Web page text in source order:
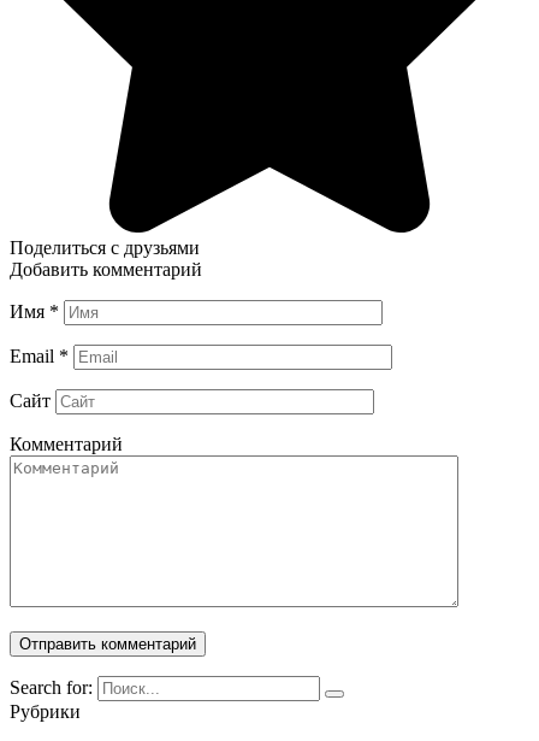
Поделиться с друзьями
Добавить комментарий
Имя *
Email *
Сайт
Комментарий
Search for:
Рубрики